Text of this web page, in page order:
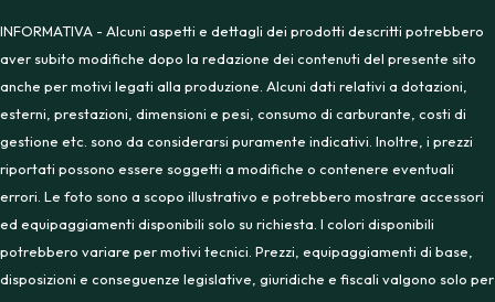
INFORMATIVA - Alcuni aspetti e dettagli dei prodotti descritti potrebbero
aver subito modifiche dopo la redazione dei contenuti del presente sito
anche per motivi legati alla produzione. Alcuni dati relativi a dotazioni,
esterni, prestazioni, dimensioni e pesi, consumo di carburante, costi di
gestione etc. sono da considerarsi puramente indicativi. Inoltre, i prezzi
riportati possono essere soggetti a modifiche o contenere eventuali
errori. Le foto sono a scopo illustrativo e potrebbero mostrare accessori
ed equipaggiamenti disponibili solo su richiesta. I colori disponibili
potrebbero variare per motivi tecnici. Prezzi, equipaggiamenti di base,
disposizioni e conseguenze legislative, giuridiche e fiscali valgono solo per